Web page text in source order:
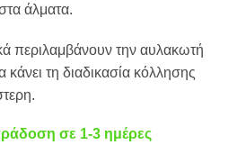
άλματα.
περιλαμβάνουν την αυλακωτή
τη διαδικασία κόλλησης
σε 1-3 ημέρες